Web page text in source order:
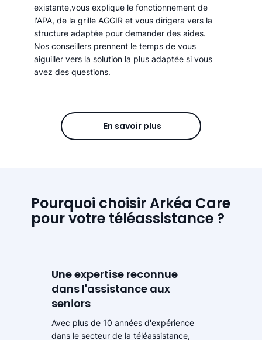
existante,vous explique le fonctionnement de
l'APA, de la grille AGGIR et vous dirigera vers la
structure adaptée pour demander des aides.
Nos conseillers prennent le temps de vous
aiguiller vers la solution la plus adaptée si vous
avez des questions.
En savoir plus
Pourquoi choisir Arkéa Care
pour votre téléassistance ?
Une expertise reconnue
dans l'assistance aux
seniors
Avec plus de 10 années d'expérience
dans le secteur de la téléassistance,